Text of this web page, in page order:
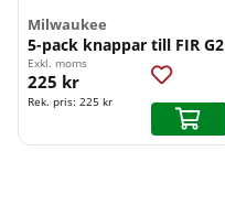
Milwaukee
5-pack knappar till FIR G2
Exkl. moms
225 kr
Rek. pris: 225 kr